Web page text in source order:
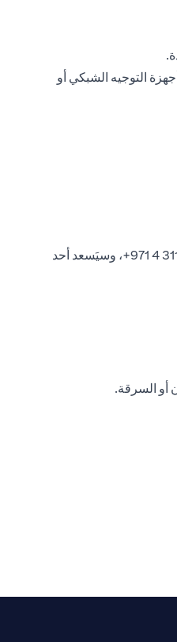
التوجيه الشبكي أو
إذا ساورك الشك في أن بياناتك الأمنية الشخصية أو على الإنترنت قد تم اختراقها، فيرجى الاتصال بخدمة Citiphone المصرفية المتوفرة على مدار 24 ساعة على الرقم ‎+971 4 311 4000، وسيَسعد أحد
أو السرقة.